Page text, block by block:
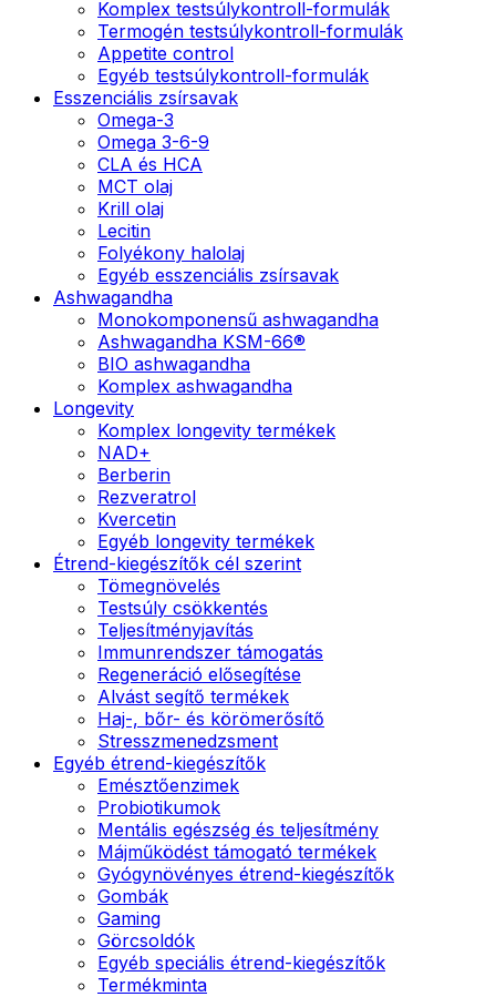
Komplex testsúlykontroll-formulák
Termogén testsúlykontroll-formulák
Appetite control
Egyéb testsúlykontroll-formulák
Esszenciális zsírsavak
Omega-3
Omega 3-6-9
CLA és HCA
MCT olaj
Krill olaj
Lecitin
Folyékony halolaj
Egyéb esszenciális zsírsavak
Ashwagandha
Monokomponensű ashwagandha
Ashwagandha KSM-66®
BIO ashwagandha
Komplex ashwagandha
Longevity
Komplex longevity termékek
NAD+
Berberin
Rezveratrol
Kvercetin
Egyéb longevity termékek
Étrend-kiegészítők cél szerint
Tömegnövelés
Testsúly csökkentés
Teljesítményjavítás
Immunrendszer támogatás
Regeneráció elősegítése
Alvást segítő termékek
Haj-, bőr- és körömerősítő
Stresszmenedzsment
Egyéb étrend-kiegészítők
Emésztőenzimek
Probiotikumok
Mentális egészség és teljesítmény
Májműködést támogató termékek
Gyógynövényes étrend-kiegészítők
Gombák
Gaming
Görcsoldók
Egyéb speciális étrend-kiegészítők
Termékminta